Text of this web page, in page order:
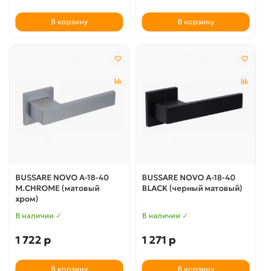
В корзину В корзину
BUSSARE NOVO A-18-40
M.CHROME (матовый
хром)
В наличии ✓
1 722 р
В корзину
BUSSARE NOVO A-18-40
BLACK (черный матовый)
В наличии ✓
1 271 р
В корзину